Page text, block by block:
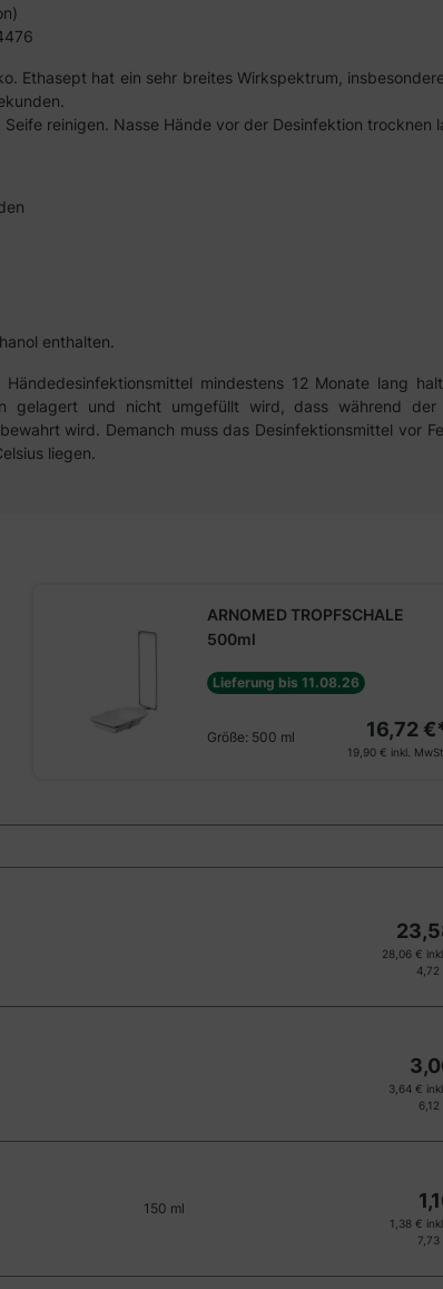
Ethasept hat ein sehr breites Wirkspektrum,
reinigen. Nasse Hände vor der Desinfektion trocknen
enthalten.
mindestens 12 Monate lang
gelagert und nicht umgefüllt wird, dass während
wird. Demanch muss das Desinfektionsmittel vor
liegen.
ARNOMED TROPFSCHALE
500ml
Lieferung bis 11.08.26
Größe: 500 ml 16,72
19,90 € inkl. MwSt.
28,06 €
4,72
3,64 €
150 ml
1,38 €
7,73